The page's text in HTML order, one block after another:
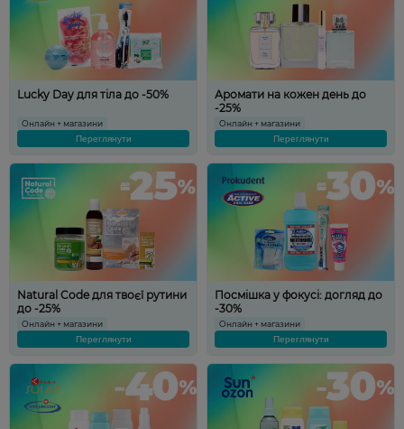
Lucky Day для тіла до -50%
Онлайн + магазини
Переглянути
Аромати на кожен день до
-25%
Онлайн + магазини
Переглянути
Natural Code для твоєї рутини
до -25%
Онлайн + магазини
Переглянути
Посмішка у фокусі: догляд до
-30%
Онлайн + магазини
Переглянути